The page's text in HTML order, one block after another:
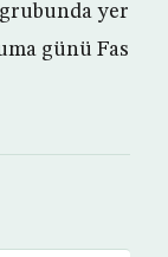
yer
günü Fas